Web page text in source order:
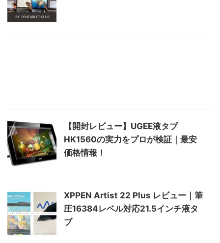
【開封レビュー】UGEE液タブ
HK1560の実力をプロが検証｜最安
価格情報！
XPPEN Artist 22 Plus レビュー｜筆
圧16384レベル対応21.5インチ液タ
ブ